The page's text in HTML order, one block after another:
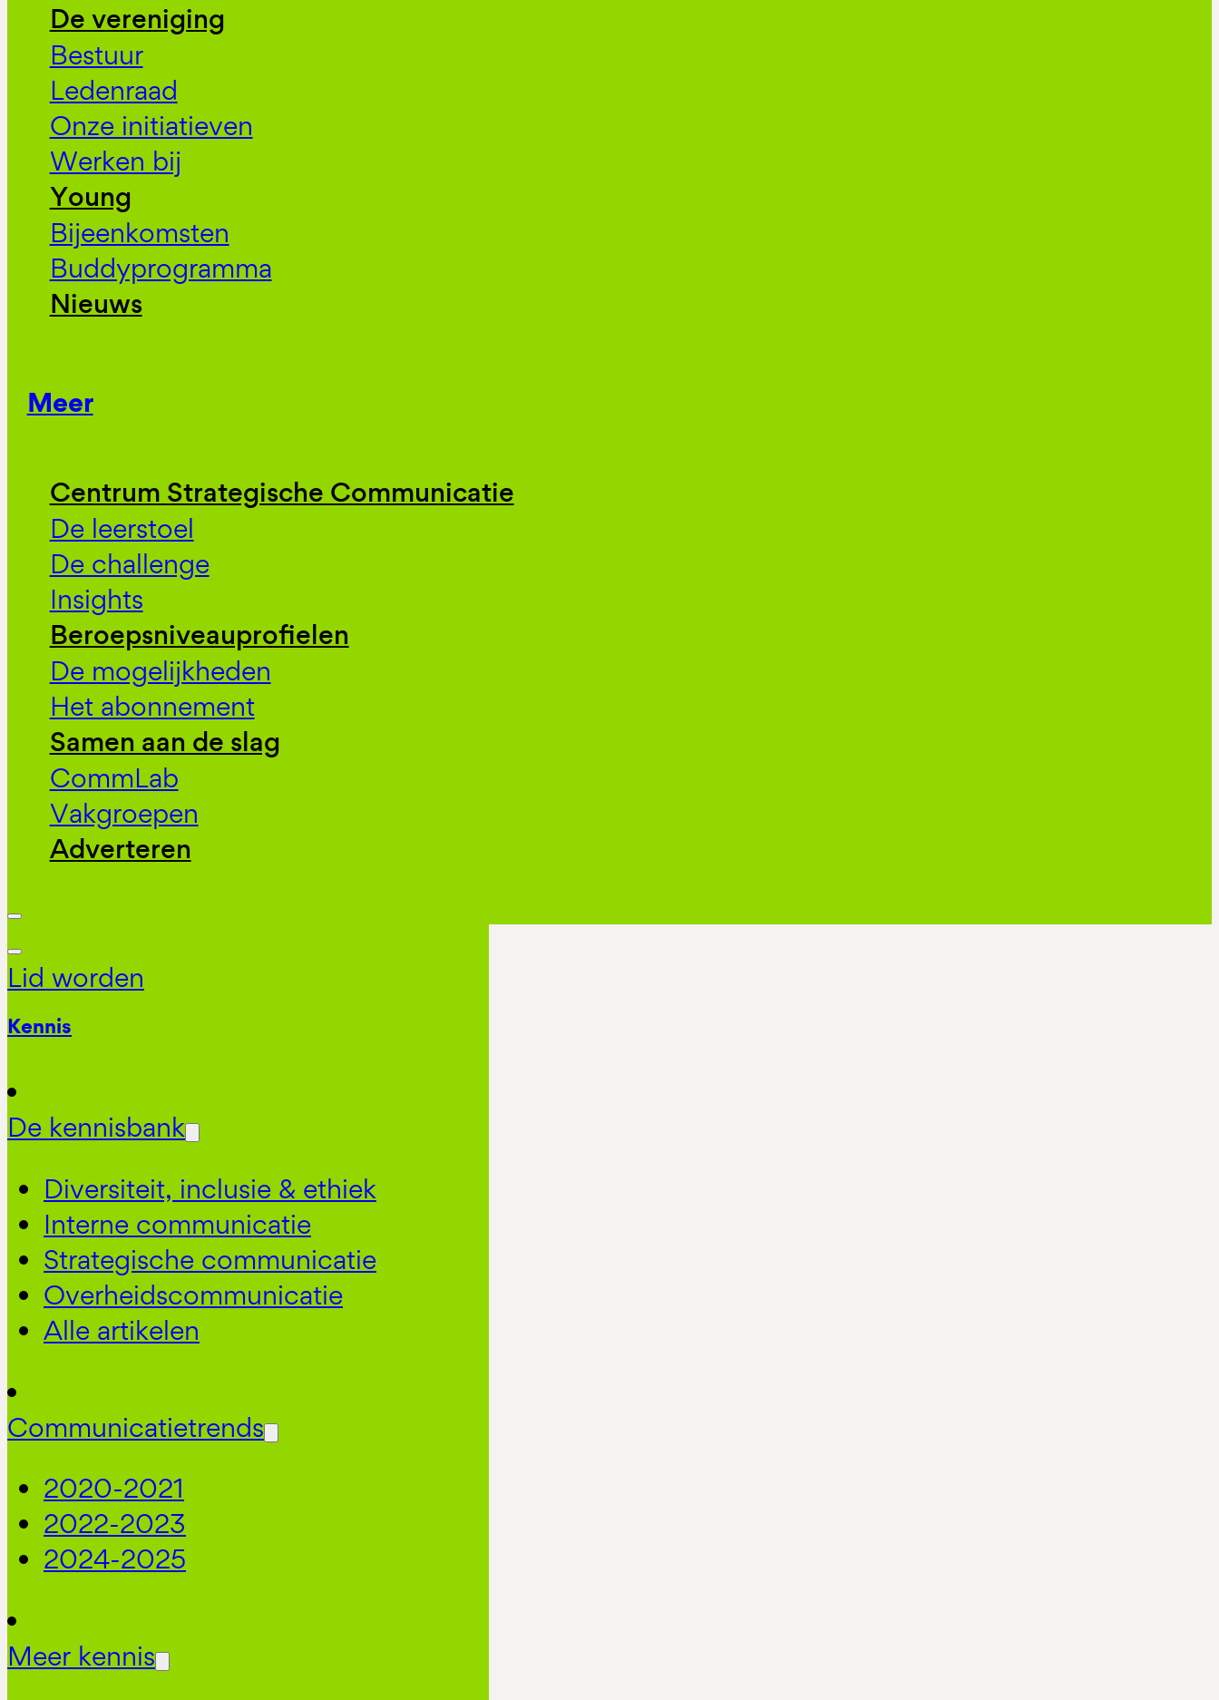
De vereniging
Bestuur
Ledenraad
Onze initiatieven
Werken bij
Young
Bijeenkomsten
Buddyprogramma
Nieuws
Meer
Centrum Strategische Communicatie
De leerstoel
De challenge
Insights
Beroepsniveauprofielen
De mogelijkheden
Het abonnement
Samen aan de slag
CommLab
Vakgroepen
Adverteren
Lid worden
Kennis
De kennisbank
Diversiteit, inclusie & ethiek
Interne communicatie
Strategische communicatie
Overheidscommunicatie
Alle artikelen
Communicatietrends
2020-2021
2022-2023
2024-2025
Meer kennis